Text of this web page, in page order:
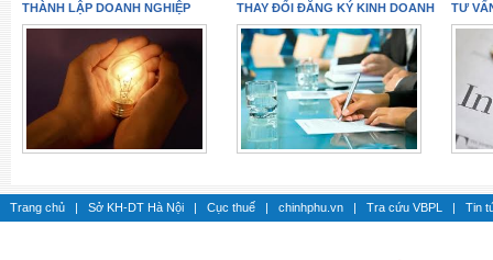
THÀNH LẬP DOANH NGHIỆP THAY ĐỔI ĐĂNG KÝ KINH DOANH TƯ
Trang chủ | Sở KH-DT Hà Nội | Cục thuế | chinhphu.vn | Tra cứu VBPL | Tin